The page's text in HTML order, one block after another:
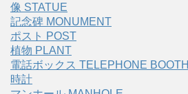
像 STATUE
記念碑 MONUMENT
ポスト POST
植物 PLANT
電話ボックス TELEPHONE BOOTH
時計